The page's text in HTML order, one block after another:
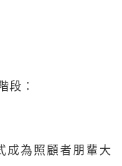
段：
成為照顧者朋輩大